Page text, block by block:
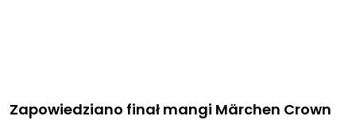
Zapowiedziano finał mangi Märchen Crown